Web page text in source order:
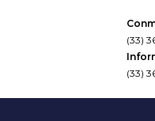
(33)
(33)